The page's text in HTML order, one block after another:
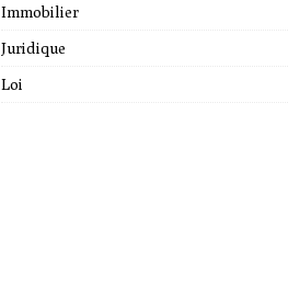
Immobilier
Juridique
Loi